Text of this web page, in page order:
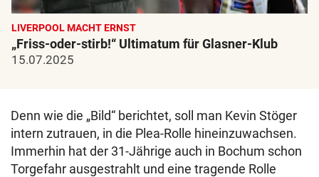
LIVERPOOL MACHT ERNST
„Friss-oder-stirb!“ Ultimatum für Glasner-Klub
15.07.2025
Denn wie die „Bild“ berichtet, soll man Kevin Stöger
intern zutrauen, in die Plea-Rolle hineinzuwachsen.
Immerhin hat der 31-Jährige auch in Bochum schon
Torgefahr ausgestrahlt und eine tragende Rolle